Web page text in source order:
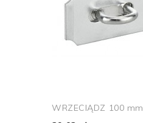
WRZECIĄDZ 100 mm